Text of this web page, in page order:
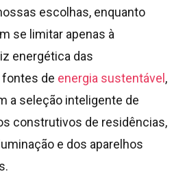
escolhas, enquanto
se limitar apenas à
energética das
de energia sustentável,
a seleção inteligente de
construtivos de residências,
e dos aparelhos